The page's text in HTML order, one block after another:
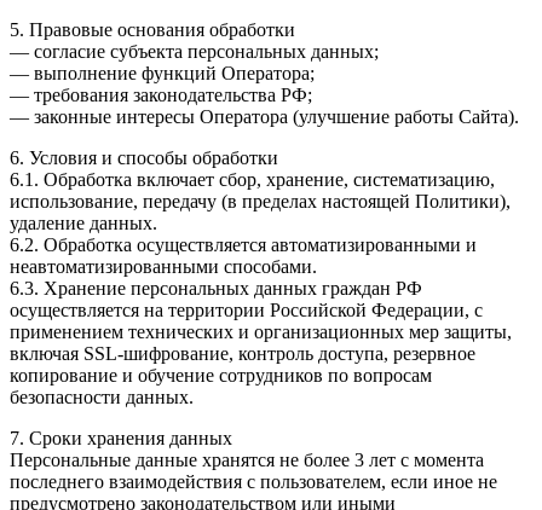
5. Правовые основания обработки
— согласие субъекта персональных данных;
— выполнение функций Оператора;
— требования законодательства РФ;
— законные интересы Оператора (улучшение работы Сайта).
6. Условия и способы обработки
6.1. Обработка включает сбор, хранение, систематизацию,
использование, передачу (в пределах настоящей Политики),
удаление данных.
6.2. Обработка осуществляется автоматизированными и
неавтоматизированными способами.
6.3. Хранение персональных данных граждан РФ
осуществляется на территории Российской Федерации, с
применением технических и организационных мер защиты,
включая SSL-шифрование, контроль доступа, резервное
копирование и обучение сотрудников по вопросам
безопасности данных.
7. Сроки хранения данных
Персональные данные хранятся не более 3 лет с момента
последнего взаимодействия с пользователем, если иное не
предусмотрено законодательством или иными